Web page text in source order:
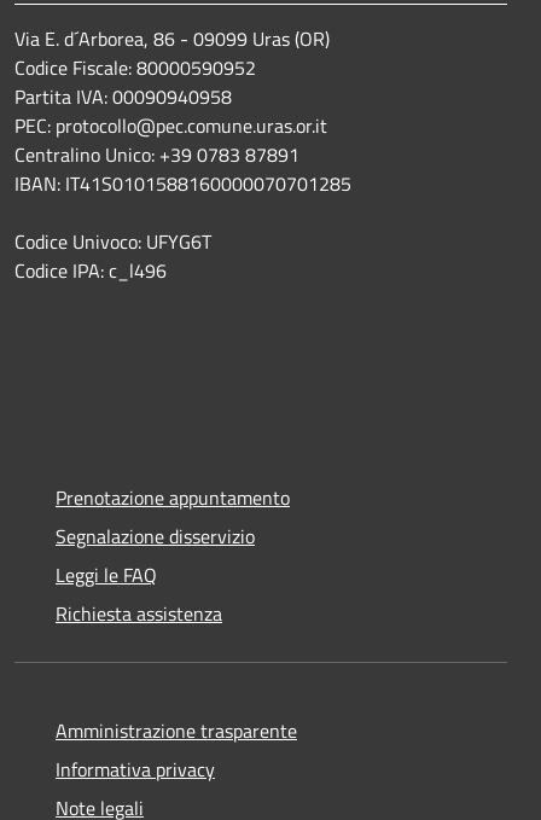
Via E. d´Arborea, 86 - 09099 Uras (OR)
Codice Fiscale: 80000590952
Partita IVA: 00090940958
PEC: protocollo@pec.comune.uras.or.it
Centralino Unico: +39 0783 87891
IBAN: IT41S0101588160000070701285
Codice Univoco: UFYG6T
Codice IPA: c_l496
Prenotazione appuntamento
Segnalazione disservizio
Leggi le FAQ
Richiesta assistenza
Amministrazione trasparente
Informativa privacy
Note legali